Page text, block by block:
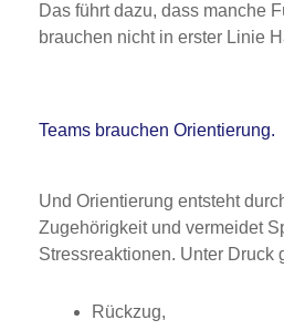
Das führt dazu, dass manche
brauchen nicht in erster Linie
Teams brauchen Orientierung.
Und Orientierung entsteht
Zugehörigkeit und vermeidet
Stressreaktionen. Unter Druck
Rückzug,